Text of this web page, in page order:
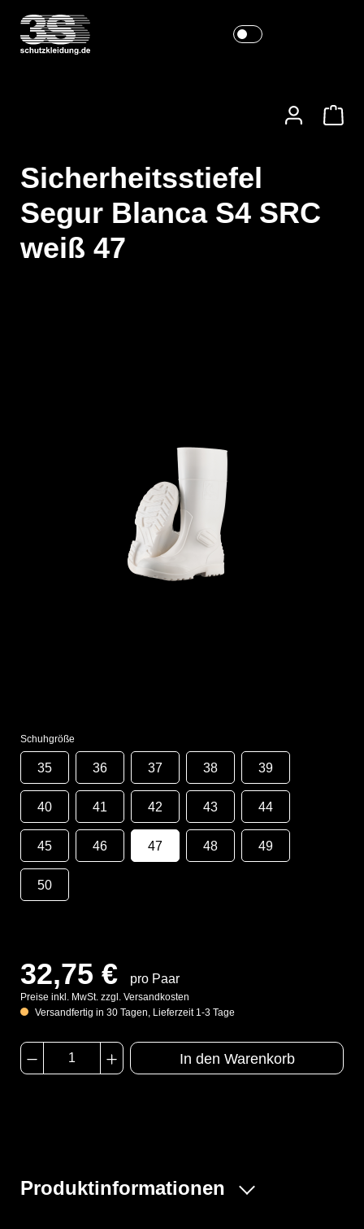
Sicherheitsstiefel
Segur Blanca S4 SRC
weiß 47
Schuhgröße
35 36 37 38 39
40 41 42 43 44
45 46 47 48 49
50
32,75 € pro Paar
Preise inkl. MwSt. zzgl. Versandkosten
Versandfertig in 30 Tagen, Lieferzeit 1-3 Tage
In den Warenkorb
Produktinformationen